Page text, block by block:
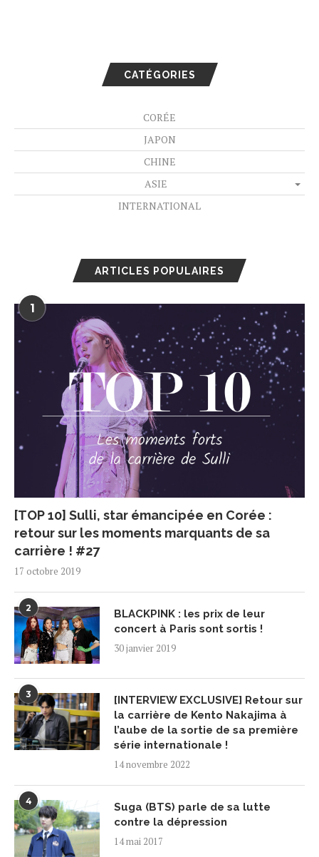
CATÉGORIES
CORÉE
JAPON
CHINE
ASIE
INTERNATIONAL
ARTICLES POPULAIRES
1
[TOP 10] Sulli, star émancipée en Corée :
retour sur les moments marquants de sa
carrière ! #27
17 octobre 2019
2
BLACKPINK : les prix de leur
concert à Paris sont sortis !
30 janvier 2019
3
[INTERVIEW EXCLUSIVE] Retour sur
la carrière de Kento Nakajima à
l’aube de la sortie de sa première
série internationale !
14 novembre 2022
4
Suga (BTS) parle de sa lutte
contre la dépression
14 mai 2017